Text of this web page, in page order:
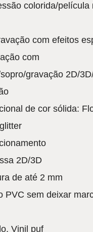
colorida/película
com efeitos
com
gravação 2D/
de cor sólida:
2D/3D
de até 2 mm
PVC sem deixar
Vinil puf